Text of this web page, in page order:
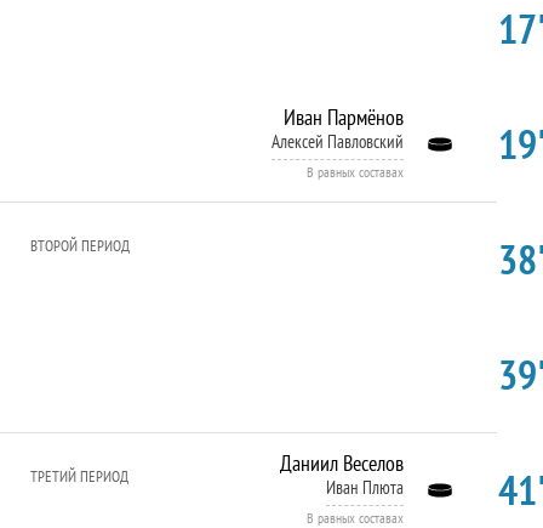
Иван Пармёнов
Алексей Павловский
В равных составах
ВТОРОЙ ПЕРИОД
ТРЕТИЙ ПЕРИОД Даниил Веселов
Иван Плюта
В равных составах